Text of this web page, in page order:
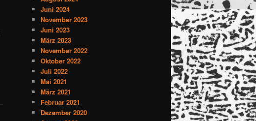
Juni 2024
November 2023
Juni 2023
März 2023
November 2022
Oktober 2022
Juli 2022
Mai 2021
März 2021
Februar 2021
Dezember 2020